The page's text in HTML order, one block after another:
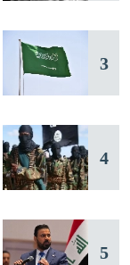
3
4
5